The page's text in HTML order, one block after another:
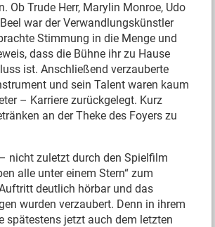
Ob Trude Herr, Marylin Monroe, Udo
war der Verwandlungskünstler
Stimmung in die Menge und
dass die Bühne ihr zu Hause
ist. Anschließend verzauberte
und sein Talent waren kaum
– Karriere zurückgelegt. Kurz
an der Theke des Foyers zu
nicht zuletzt durch den Spielfilm
alle unter einem Stern“ zum
deutlich hörbar und das
wurden verzaubert. Denn in ihrem
jetzt auch dem letzten